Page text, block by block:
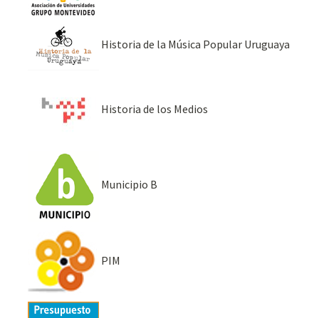
Historia de la Música Popular Uruguaya
Historia de los Medios
Municipio B
PIM